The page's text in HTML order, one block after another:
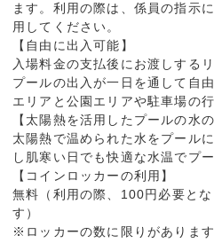
ます。利用の際は、係員の指示
用してください。
【自由に出入可能】
入場料金の支払後にお渡しする
プールの出入が一日を通して自
エリアと公園エリアや駐車場の
【太陽熱を活用したプールの水
太陽熱で温められた水をプール
し肌寒い日でも快適な水温でプ
【コインロッカーの利用】
無料（利用の際、100円必要と
す）
※ロッカーの数に限りがありま